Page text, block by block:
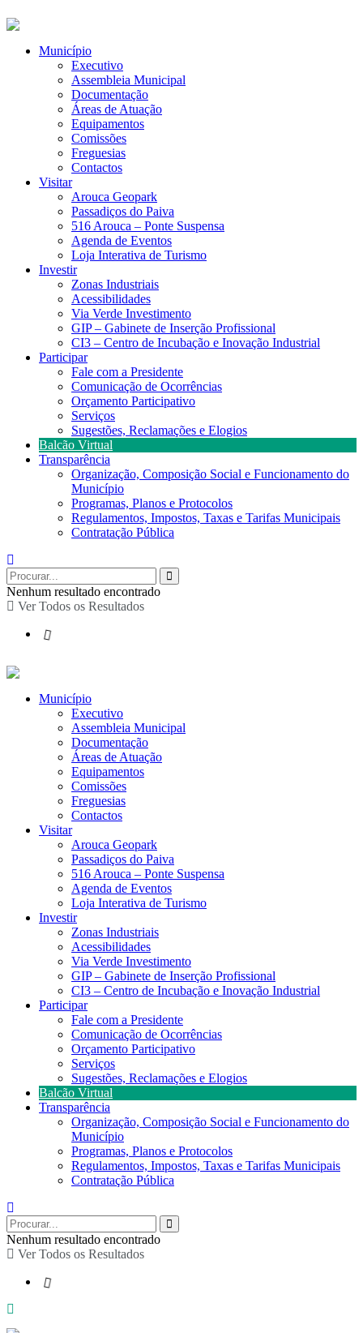
Município
Executivo
Assembleia Municipal
Documentação
Áreas de Atuação
Equipamentos
Comissões
Freguesias
Contactos
Visitar
Arouca Geopark
Passadiços do Paiva
516 Arouca – Ponte Suspensa
Agenda de Eventos
Loja Interativa de Turismo
Investir
Zonas Industriais
Acessibilidades
Via Verde Investimento
GIP – Gabinete de Inserção Profissional
CI3 – Centro de Incubação e Inovação Industrial
Participar
Fale com a Presidente
Comunicação de Ocorrências
Orçamento Participativo
Serviços
Sugestões, Reclamações e Elogios
Balcão Virtual
Transparência
Organização, Composição Social e Funcionamento do
Município
Programas, Planos e Protocolos
Regulamentos, Impostos, Taxas e Tarifas Municipais
Contratação Pública
Nenhum resultado encontrado
Ver Todos os Resultados
Município
Executivo
Assembleia Municipal
Documentação
Áreas de Atuação
Equipamentos
Comissões
Freguesias
Contactos
Visitar
Arouca Geopark
Passadiços do Paiva
516 Arouca – Ponte Suspensa
Agenda de Eventos
Loja Interativa de Turismo
Investir
Zonas Industriais
Acessibilidades
Via Verde Investimento
GIP – Gabinete de Inserção Profissional
CI3 – Centro de Incubação e Inovação Industrial
Participar
Fale com a Presidente
Comunicação de Ocorrências
Orçamento Participativo
Serviços
Sugestões, Reclamações e Elogios
Balcão Virtual
Transparência
Organização, Composição Social e Funcionamento do
Município
Programas, Planos e Protocolos
Regulamentos, Impostos, Taxas e Tarifas Municipais
Contratação Pública
Nenhum resultado encontrado
Ver Todos os Resultados